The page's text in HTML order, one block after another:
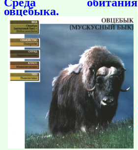
Среда обитания
овцебыка.